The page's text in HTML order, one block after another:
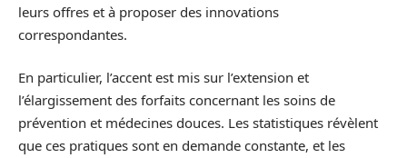
leurs offres et à proposer des innovations
correspondantes.
En particulier, l’accent est mis sur l’extension et
l’élargissement des forfaits concernant les soins de
prévention et médecines douces. Les statistiques révèlent
que ces pratiques sont en demande constante, et les